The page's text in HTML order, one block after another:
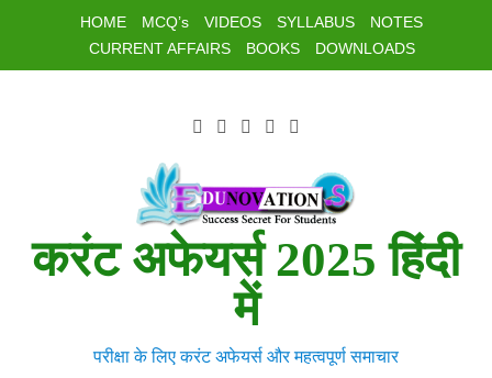
HOME MCQ’s VIDEOS SYLLABUS
NOTES
CURRENT AFFAIRS
BOOKS DOWNLOADS
करंट अफेयर्स 2025 हिंदी
में
परीक्षा के लिए करंट अफेयर्स और महत्वपूर्ण समाचार